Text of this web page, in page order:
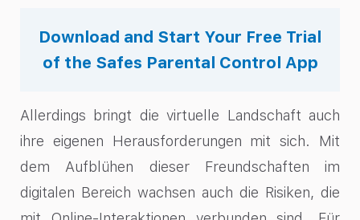
Download and Start Your Free Trial
of the Safes Parental Control App
Allerdings bringt die virtuelle Landschaft auch
ihre eigenen Herausforderungen mit sich. Mit
dem Aufblühen dieser Freundschaften im
digitalen Bereich wachsen auch die Risiken, die